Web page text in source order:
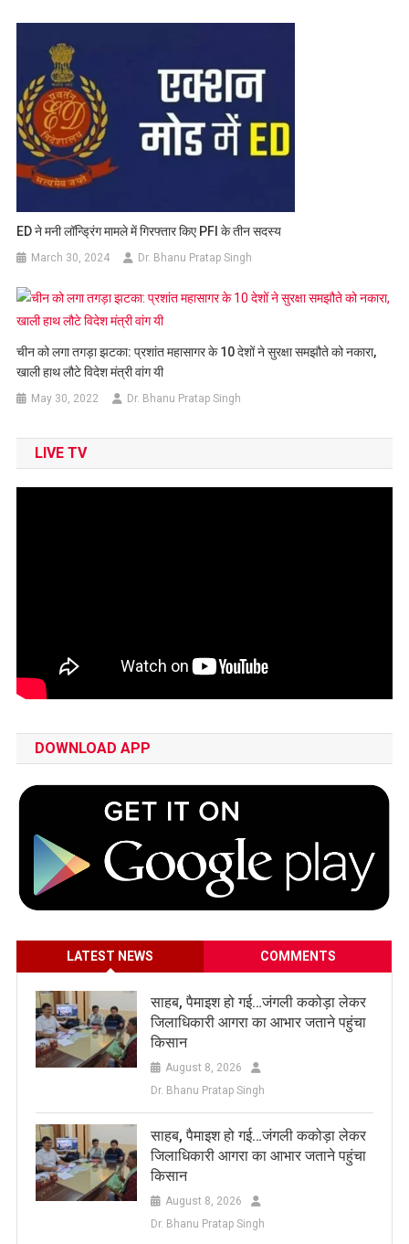
ED ने मनी लॉन्ड्रिंग मामले में गिरफ्तार किए PFI के तीन सदस्य
March 30, 2024 Dr. Bhanu Pratap Singh
चीन को लगा तगड़ा झटका: प्रशांत महासागर के 10 देशों ने सुरक्षा समझौते को नकारा,
खाली हाथ लौटे विदेश मंत्री वांग यी
May 30, 2022 Dr. Bhanu Pratap Singh
LIVE TV
DOWNLOAD APP
LATEST NEWS COMMENTS
साहब, पैमाइश हो गई…जंगली ककोड़ा लेकर
जिलाधिकारी आगरा का आभार जताने पहुंचा
किसान
August 8, 2026
Dr. Bhanu Pratap Singh
साहब, पैमाइश हो गई…जंगली ककोड़ा लेकर
जिलाधिकारी आगरा का आभार जताने पहुंचा
किसान
August 8, 2026
Dr. Bhanu Pratap Singh